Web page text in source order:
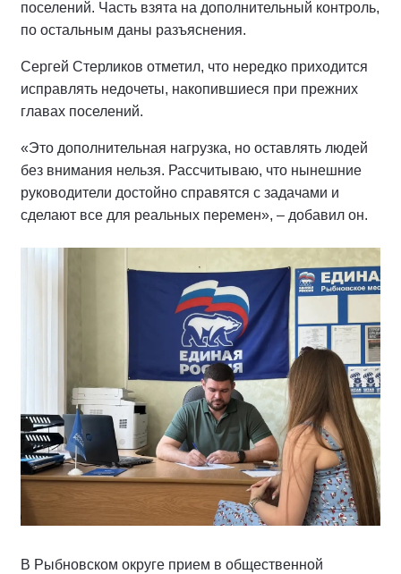
поселений. Часть взята на дополнительный контроль,
по остальным даны разъяснения.
Сергей Стерликов отметил, что нередко приходится
исправлять недочеты, накопившиеся при прежних
главах поселений.
«Это дополнительная нагрузка, но оставлять людей
без внимания нельзя. Рассчитываю, что нынешние
руководители достойно справятся с задачами и
сделают все для реальных перемен», – добавил он.
В Рыбновском округе прием в общественной